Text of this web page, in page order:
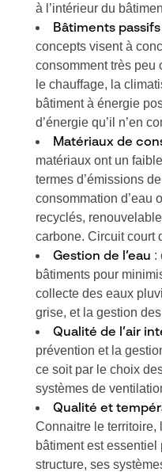
à l’intérieur du
Bâtiments
concepts visent à
consomment très peu
le chauffage, la
bâtiment à énergie
d’énergie qu’il n’en
Matériaux de
matériaux ont un
termes d’émissions
consommation d’eau
recyclés,
carbone. Circuit court
Gestion de l’eau :
bâtiments pour
collecte des eaux
grise, et la gestion
Qualité de l’air
prévention et la
ce soit par le choix
systèmes de
Qualité et
Connaitre le territoire,
bâtiment est
structure, ses